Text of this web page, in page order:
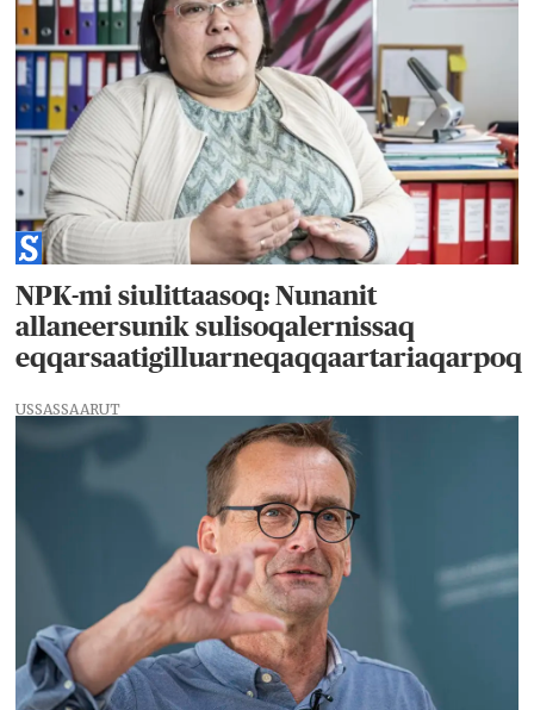
NPK-mi siulittaasoq: Nunanit
allaneersunik sulisoqalernissaq
eqqarsaatigilluarneqaqqaartariaqarpoq
USSASSAARUT